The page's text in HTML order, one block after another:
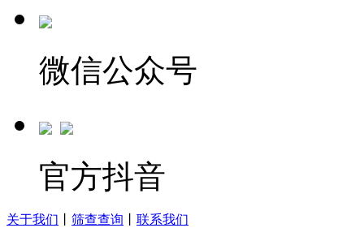
微信公众号
官方抖音
关于我们 筛查查询 联系我们